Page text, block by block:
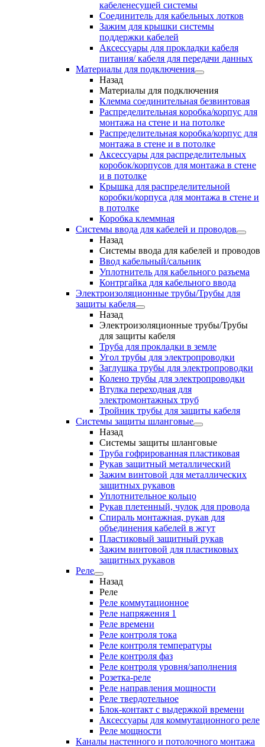
кабеленесущей системы
Соединитель для кабельных лотков
Зажим для крышки системы
поддержки кабелей
Аксессуары для прокладки кабеля
питания/ кабеля для передачи данных
Материалы для подключения
Назад
Материалы для подключения
Клемма соединительная безвинтовая
Распределительная коробка/корпус для
монтажа на стене и на потолке
Распределительная коробка/корпус для
монтажа в стене и в потолке
Аксессуары для распределительных
коробок/корпусов для монтажа в стене
и в потолке
Крышка для распределительной
коробки/корпуса для монтажа в стене и
в потолке
Коробка клеммная
Системы ввода для кабелей и проводов
Назад
Системы ввода для кабелей и проводов
Ввод кабельный/сальник
Уплотнитель для кабельного разъема
Контргайка для кабельного ввода
Электроизоляционные трубы/Трубы для
защиты кабеля
Назад
Электроизоляционные трубы/Трубы
для защиты кабеля
Труба для прокладки в земле
Угол трубы для электропроводки
Заглушка трубы для электропроводки
Колено трубы для электропроводки
Втулка переходная для
электромонтажных труб
Тройник трубы для защиты кабеля
Системы защиты шланговые
Назад
Системы защиты шланговые
Труба гофрированная пластиковая
Рукав защитный металлический
Зажим винтовой для металлических
защитных рукавов
Уплотнительное кольцо
Рукав плетенный, чулок для провода
Спираль монтажная, рукав для
объединения кабелей в жгут
Пластиковый защитный рукав
Зажим винтовой для пластиковых
защитных рукавов
Реле
Назад
Реле
Реле коммутационное
Реле напряжения 1
Реле времени
Реле контроля тока
Реле контроля температуры
Реле контроля фаз
Реле контроля уровня/заполнения
Розетка-реле
Реле направления мощности
Реле твердотельное
Блок-контакт с выдержкой времени
Аксессуары для коммутационного реле
Реле мощности
Каналы настенного и потолочного монтажа